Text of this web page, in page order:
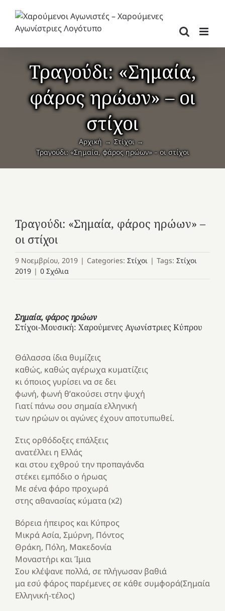
περιεχόμενο
Τραγούδι: «Σημαία,
φάρος ηρώων» – οι
στίχοι
Αρχική
Στίχοι
Τραγούδι: «Σημαία, φάρος ηρώων» – οι στίχοι
Τραγούδι: «Σημαία, φάρος ηρώων» –
οι στίχοι
9 Νοεμβρίου, 2019 | Categories: Στίχοι | Tags: Στίχοι
2019 | 0 Σχόλια
Σημαία, φάρος ηρώων
Στίχοι-Μουσική: Χαρούμενες Αγωνίστριες Κύπρου
Θάλασσα ίδια θυμίζεις
καθώς, καθώς αγέρωχα κυματίζεις
κι όποιος γυρίσει να σε δει
φωνή, φωνή θ’ακούσει στην ψυχή
Γιατί πάνω σου σημαία ελληνική
των ηρώων οι αγώνες έχουν αποτυπωθεί.
Στις ορθόδοξες επάλξεις
ανατέλλει η Ελλάς
και στου εχθρού την προπαγάνδα
στέκει εμπόδιο ο ήρωας
Με σένα φάρο προχωρά
στης αθανασίας κύματα (x2)
Βόρεια ήπειρος και Κύπρος
Μικρά Ασία, Σμύρνη, Πόντος
Θράκη, Πόλη, Μακεδονία
Μοναστήρι και Ίμια
Σου κλέψανε πολλά, σε πλήγωσαν βαθιά
μα εσύ φάρος παρέμενες σε κάθε συμφορά(Σημαία
Ελληνική-τέλος)